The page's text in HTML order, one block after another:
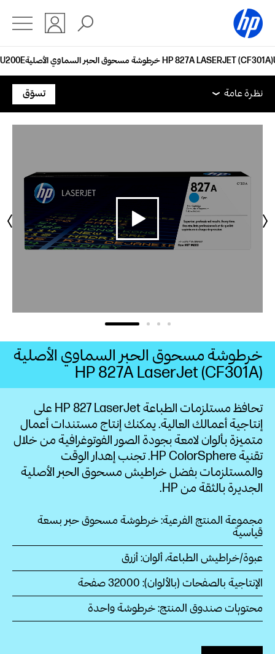
خرطوشة مسحوق الحبر السماوي الأصلية HP 827A LASERJET (CF301A)
نظرة عامة الميزات
الدعم
نظرة عامة
نظرة عامة
الدعم
تسوّق
تحافظ مستلزمات الطباعة HP 827 LaserJet على
إنتاجية أعمالك العالية. يمكنك إنتاج مستندات أعمال
متميزة بألوان لامعة بجودة الصور الفوتوغرافية من خلال
تقنية HP ColorSphere. تجنب إهدار الوقت
والمستلزمات بفضل خراطيش مسحوق الحبر الأصلية
الجديرة بالثقة من HP.
مجموعة المنتج الفرعية: خرطوشة مسحوق حبر بسعة
قياسية
عبوة/خراطيش الطباعة، ألوان: أزرق
الإنتاجية بالصفحات (بالألوان): 32000‏ صفحة
محتويات صندوق المنتج: خرطوشة واحدة
خرطوشة مسحوق الحبر السماوي الأصلية
HP 827A LaserJet (CF301A)